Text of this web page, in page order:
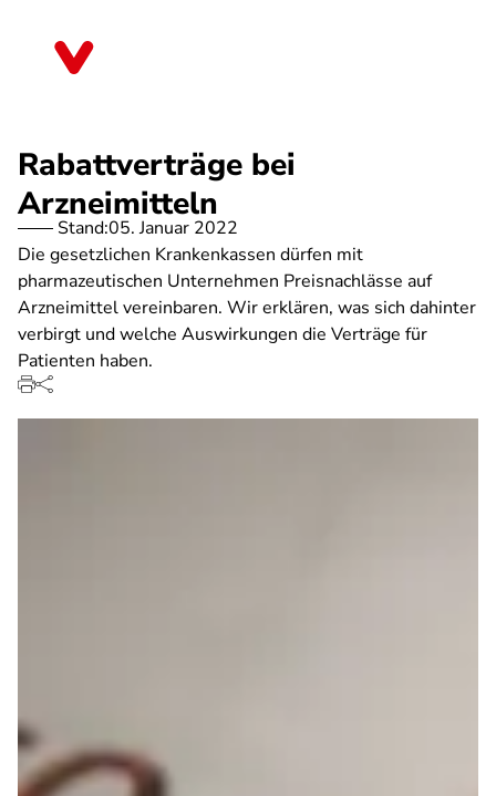
Rabattverträge bei
Arzneimitteln
Stand:05. Januar 2022
Die gesetzlichen Krankenkassen dürfen mit
pharmazeutischen Unternehmen Preisnachlässe auf
Arzneimittel vereinbaren. Wir erklären, was sich dahinter
verbirgt und welche Auswirkungen die Verträge für
Patienten haben.